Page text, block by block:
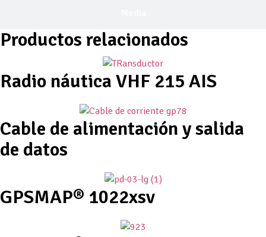
Productos relacionados
Radio náutica VHF 215 AIS
Cable de alimentación y salida
de datos
GPSMAP® 1022xsv